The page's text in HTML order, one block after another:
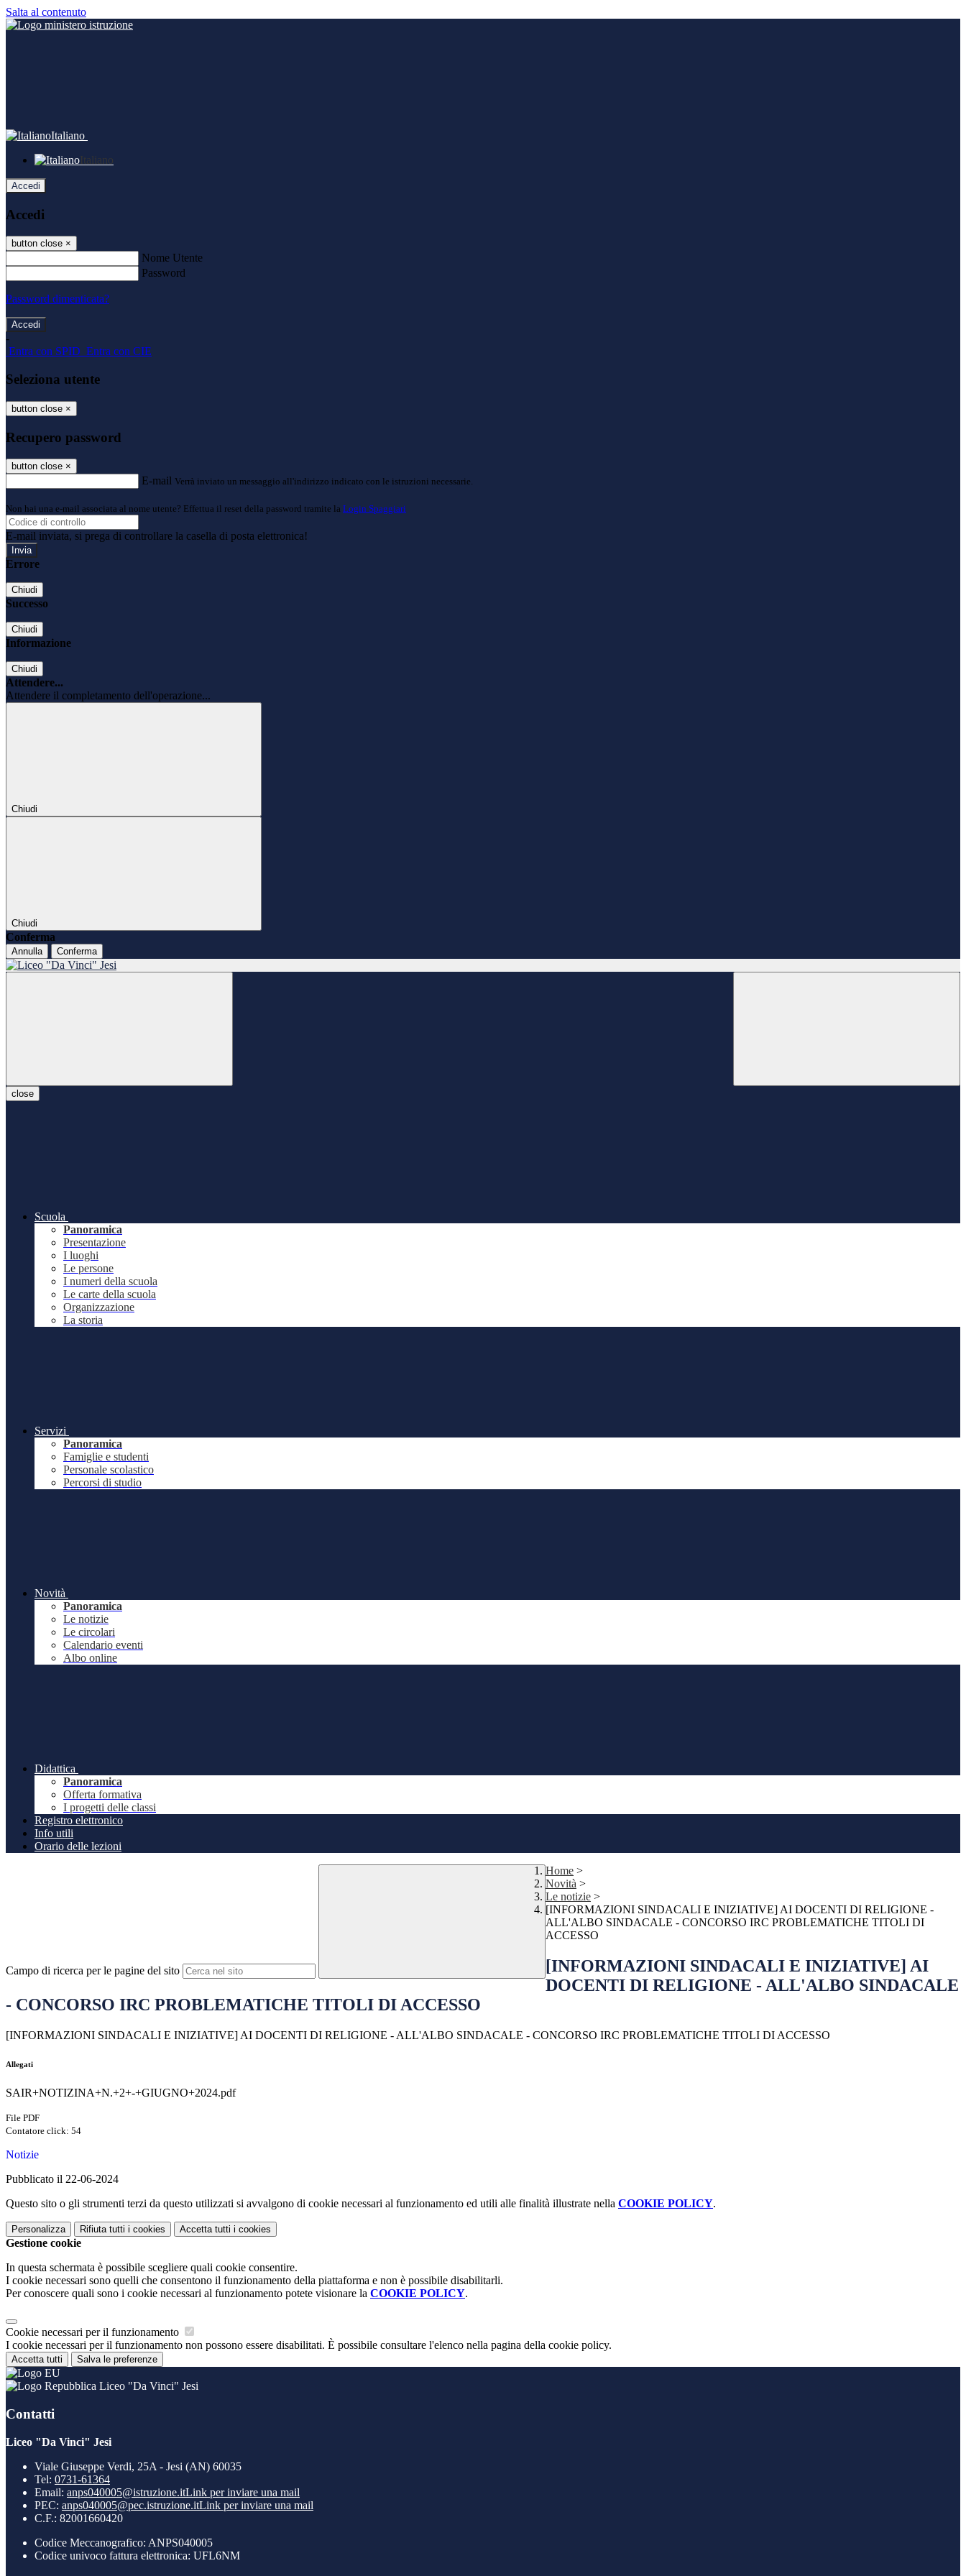
Salta al contenuto
Italiano
Italiano
Accedi
Accedi
button close ×
Nome Utente
Password
Password dimenticata?
-
Entra con SPID Entra con CIE
Seleziona utente
button close ×
Recupero password
button close ×
E-mail Verrà inviato un messaggio all'indirizzo indicato con le istruzioni necessarie.
Non hai una e-mail associata al nome utente? Effettua il reset della password tramite la Login Spaggiari
E-mail inviata, si prega di controllare la casella di posta elettronica!
Errore
Chiudi
Successo
Chiudi
Informazione
Chiudi
Attendere...
Attendere il completamento dell'operazione...
Chiudi
Chiudi
Conferma
Annulla Conferma
close
Scuola
Panoramica
Presentazione
I luoghi
Le persone
I numeri della scuola
Le carte della scuola
Organizzazione
La storia
Servizi
Panoramica
Famiglie e studenti
Personale scolastico
Percorsi di studio
Novità
Panoramica
Le notizie
Le circolari
Calendario eventi
Albo online
Didattica
Panoramica
Offerta formativa
I progetti delle classi
Registro elettronico
Info utili
Orario delle lezioni
Campo di ricerca per le pagine del sito
Home >
Novità >
Le notizie >
[INFORMAZIONI SINDACALI E INIZIATIVE] AI DOCENTI DI RELIGIONE -
ALL'ALBO SINDACALE - CONCORSO IRC PROBLEMATICHE TITOLI DI
ACCESSO
[INFORMAZIONI SINDACALI E INIZIATIVE] AI
DOCENTI DI RELIGIONE - ALL'ALBO SINDACALE
- CONCORSO IRC PROBLEMATICHE TITOLI DI ACCESSO
[INFORMAZIONI SINDACALI E INIZIATIVE] AI DOCENTI DI RELIGIONE - ALL'ALBO SINDACALE - CONCORSO IRC PROBLEMATICHE TITOLI DI ACCESSO
Allegati
SAIR+NOTIZINA+N.+2+-+GIUGNO+2024.pdf
File PDF
Contatore click: 54
Notizie
Pubblicato il 22-06-2024
Questo sito o gli strumenti terzi da questo utilizzati si avvalgono di cookie necessari al funzionamento ed utili alle finalità illustrate nella COOKIE POLICY.
Personalizza Rifiuta tutti i cookies Accetta tutti i cookies
Gestione cookie
In questa schermata è possibile scegliere quali cookie consentire.
I cookie necessari sono quelli che consentono il funzionamento della piattaforma e non è possibile disabilitarli.
Per conoscere quali sono i cookie necessari al funzionamento potete visionare la COOKIE POLICY.
Cookie necessari per il funzionamento
I cookie necessari per il funzionamento non possono essere disabilitati. È possibile consultare l'elenco nella pagina della cookie policy.
Accetta tutti Salva le preferenze
Liceo "Da Vinci" Jesi
Contatti
Liceo "Da Vinci" Jesi
Viale Giuseppe Verdi, 25A - Jesi (AN) 60035
Tel: 0731-61364
Email: anps040005@istruzione.itLink per inviare una mail
PEC: anps040005@pec.istruzione.itLink per inviare una mail
C.F.: 82001660420
Codice Meccanografico: ANPS040005
Codice univoco fattura elettronica: UFL6NM